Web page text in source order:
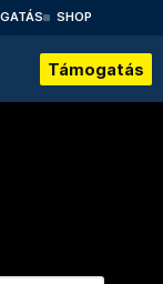
SHOP
Támogatás